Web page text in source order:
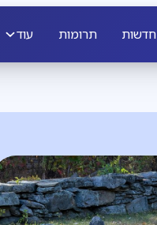
חדשות תרומות עוד